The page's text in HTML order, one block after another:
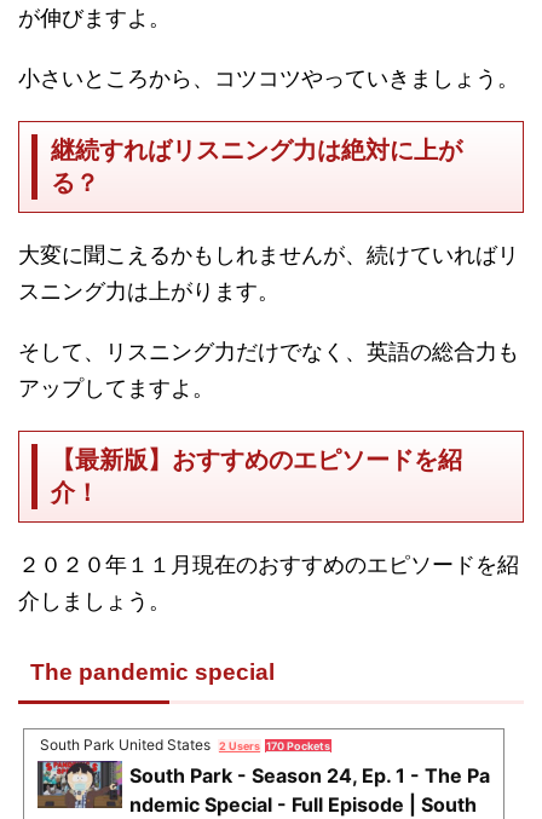
が伸びますよ。
小さいところから、コツコツやっていきましょう。
継続すればリスニング力は絶対に上が
る？
大変に聞こえるかもしれませんが、続けていればリ
スニング力は上がります。
そして、リスニング力だけでなく、英語の総合力も
アップしてますよ。
【最新版】おすすめのエピソードを紹
介！
２０２０年１１月現在のおすすめのエピソードを紹
介しましょう。
The pandemic special
South Park United States 2 Users 170 Pockets
South Park - Season 24, Ep. 1 - The Pa
ndemic Special - Full Episode | South